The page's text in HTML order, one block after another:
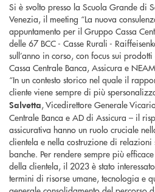
Si è svolto presso la Scuola Grande di
Venezia, il meeting “La nuova
appuntamento per il Gruppo Cassa
delle 67 BCC - Casse Rurali -
sull’anno in corso, con focus sui
Cassa Centrale Banca, Assicura e
“In un contesto storico nel quale il
cliente viene sempre di più
Salvetta, Vicedirettore Generale
Centrale Banca e AD di Assicura – il
assicurativa hanno un ruolo cruciale
clientela e nella costruzione di
banche. Per rendere sempre più
della clientela, il 2023 è stato
termini di risorse umane, tecnologia e